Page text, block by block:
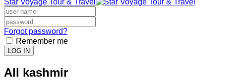
Forgot password?
Remember me
LOG IN
All kashmir